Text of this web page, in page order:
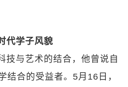
代学子风貌
技与艺术的结合，他曾说自
结合的受益者。5月16日，